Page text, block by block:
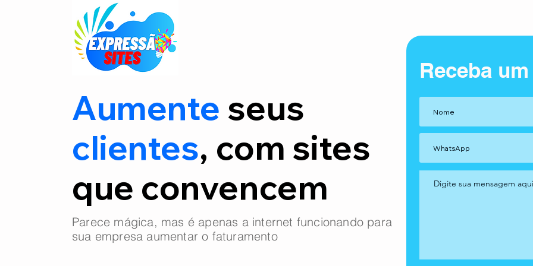
Aumente seus
clientes, com sites
que convencem
Parece mágica, mas é apenas a internet funcionando para
sua empresa aumentar o faturamento
Receba